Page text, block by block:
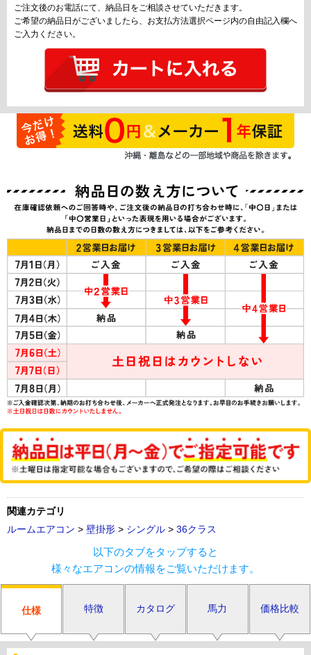
ご注文後のお電話にて、納品日をご相談させていただきます。
ご希望の納品日がございましたら、お支払方法選択ページ内の自由記入欄へ
ご入力ください。
関連カテゴリ
ルームエアコン > 壁掛形 > シングル > 36クラス
以下のタブをタップすると
様々なエアコンの情報をご覧いただけます。
仕様 特徴 カタログ 馬力 価格比較